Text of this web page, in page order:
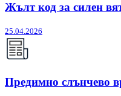
Жълт код за силен
25.04.2026
Предимно слънчево